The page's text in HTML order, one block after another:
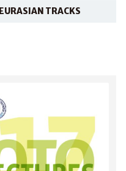
EURASIAN TRACKS